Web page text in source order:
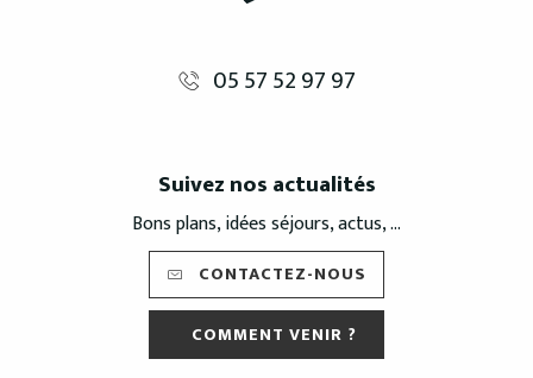
05 57 52 97 97
Suivez nos actualités
Bons plans, idées séjours, actus, ...
CONTACTEZ-NOUS
COMMENT VENIR ?